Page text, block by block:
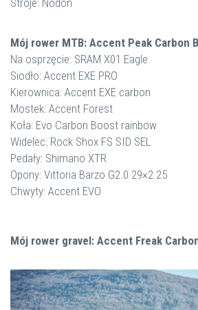
Mój rower MTB: Accent Peak Carbon
Na osprzęcie: SRAM X01 Eagle
Siodło: Accent EXE PRO
Kierownica: Accent EXE carbon
Mostek: Accent Forest
Koła: Evo Carbon Boost rainbow
Widelec: Rock Shox FS SID SEL
Pedały: Shimano XTR
Opony: Vittoria Barzo G2.0 29×2.25
Chwyty: Accent EVO
Mój rower gravel: Accent Freak